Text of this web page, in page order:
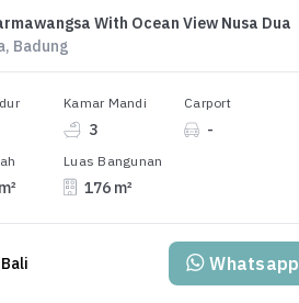
With Ocean View Nusa Dua
Badung
Kamar Mandi
3
Carport
-
Luas Bangunan
176 m²
Whatsapp